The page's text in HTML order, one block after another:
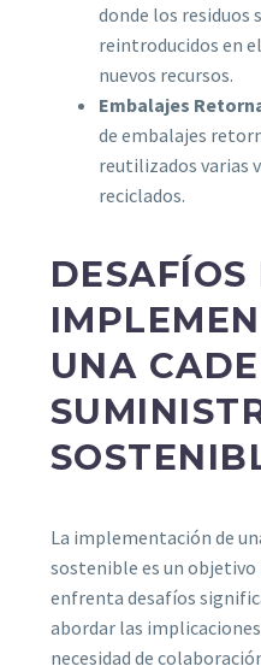
donde los
reintroducidos en
nuevos recursos.
Embalajes
de embalajes
reutilizados varias
reciclados.
UNA
La implementación de
sostenible es un objetivo
enfrenta desafíos
abordar las
necesidad de